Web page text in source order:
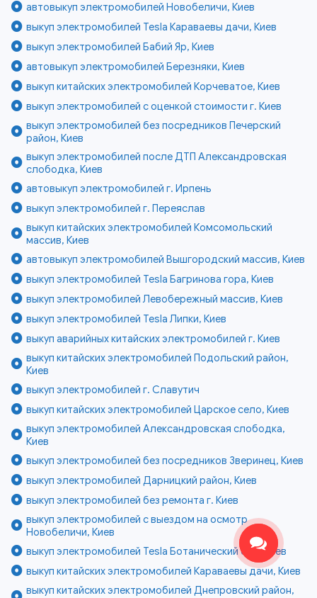
автовыкуп электромобилей Новобеличи, Киев
выкуп электромобилей Tesla Караваевы дачи, Киев
выкуп электромобилей Бабий Яр, Киев
автовыкуп электромобилей Березняки, Киев
выкуп китайских электромобилей Корчеватое, Киев
выкуп электромобилей с оценкой стоимости г. Киев
выкуп электромобилей без посредников Печерский
район, Киев
выкуп электромобилей после ДТП Александровская
слободка, Киев
автовыкуп электромобилей г. Ирпень
выкуп электромобилей г. Переяслав
выкуп китайских электромобилей Комсомольский
массив, Киев
автовыкуп электромобилей Вышгородский массив, Киев
выкуп электромобилей Tesla Багринова гора, Киев
выкуп электромобилей Левобережный массив, Киев
выкуп электромобилей Tesla Липки, Киев
выкуп аварийных китайских электромобилей г. Киев
выкуп китайских электромобилей Подольский район,
Киев
выкуп электромобилей г. Славутич
выкуп китайских электромобилей Царское село, Киев
выкуп электромобилей Александровская слободка,
Киев
выкуп электромобилей без посредников Зверинец, Киев
выкуп электромобилей Дарницкий район, Киев
выкуп электромобилей без ремонта г. Киев
выкуп электромобилей с выездом на осмотр
Новобеличи, Киев
выкуп электромобилей Tesla Ботанический сад, Киев
выкуп китайских электромобилей Караваевы дачи, Киев
выкуп китайских электромобилей Днепровский район,